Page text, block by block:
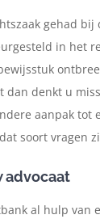
gehad
in het
dan denkt u
aanpak
soort vragen
advocaat
al hulp van